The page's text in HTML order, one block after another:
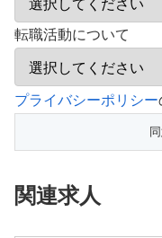
転職活動について
こ
フ
ー
プライバシーポリシー
関連求人